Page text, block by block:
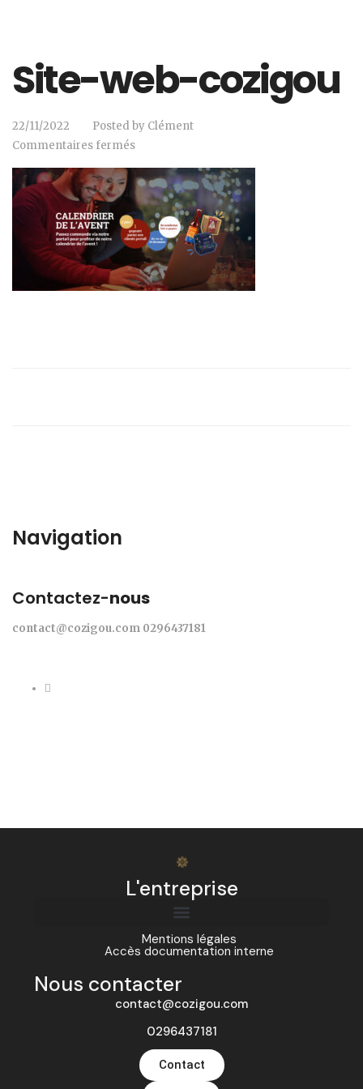
Site-web-cozigou
22/11/2022 Posted by Clément
Commentaires fermés
Navigation
Contactez-nous
contact@cozigou.com 0296437181
L'entreprise
Mentions légales
Accès documentation interne
Nous contacter
contact@cozigou.com
0296437181
Contact